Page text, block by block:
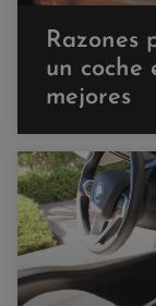
Razones
un coche
mejores